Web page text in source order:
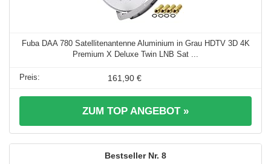
Fuba DAA 780 Satellitenantenne Aluminium in Grau HDTV 3D 4K
Premium X Deluxe Twin LNB Sat ...
161,90 €
ZUM TOP ANGEBOT »
8